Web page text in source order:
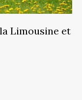
Limousine et